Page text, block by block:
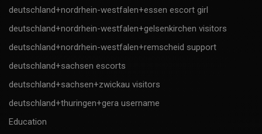
deutschland+nordrhein-westfalen+essen escort girl
deutschland+nordrhein-westfalen+gelsenkirchen visitors
deutschland+nordrhein-westfalen+remscheid support
deutschland+sachsen escorts
deutschland+sachsen+zwickau visitors
deutschland+thuringen+gera username
Education